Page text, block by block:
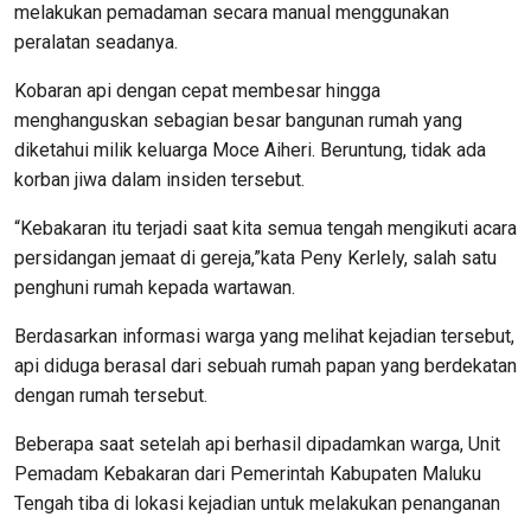
melakukan pemadaman secara manual menggunakan
peralatan seadanya.
Kobaran api dengan cepat membesar hingga
menghanguskan sebagian besar bangunan rumah yang
diketahui milik keluarga Moce Aiheri. Beruntung, tidak ada
korban jiwa dalam insiden tersebut.
“Kebakaran itu terjadi saat kita semua tengah mengikuti acara
persidangan jemaat di gereja,”kata Peny Kerlely, salah satu
penghuni rumah kepada wartawan.
Berdasarkan informasi warga yang melihat kejadian tersebut,
api diduga berasal dari sebuah rumah papan yang berdekatan
dengan rumah tersebut.
Beberapa saat setelah api berhasil dipadamkan warga, Unit
Pemadam Kebakaran dari Pemerintah Kabupaten Maluku
Tengah tiba di lokasi kejadian untuk melakukan penanganan